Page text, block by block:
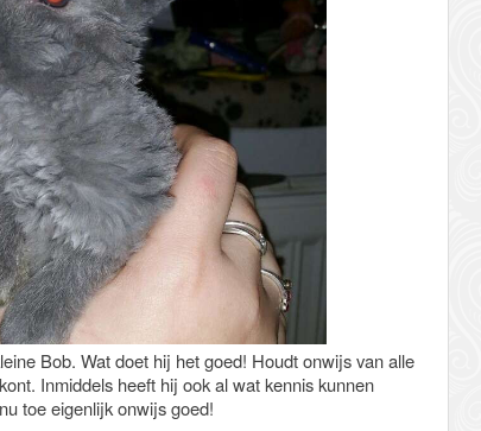
Bob. Wat doet hij het goed! Houdt onwijs van alle
Inmiddels heeft hij ook al wat kennis kunnen
toe eigenlijk onwijs goed!